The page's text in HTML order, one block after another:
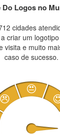
Do Logos no
cidades
criar um
visita e muito
caso de sucesso.